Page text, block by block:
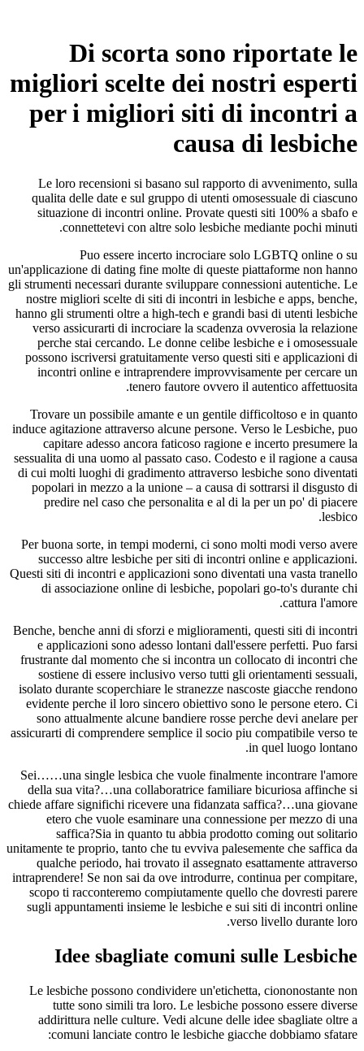
Di scorta sono riportate le
migliori scelte dei nostri esperti
per i migliori siti di incontri a
causa di lesbiche
Le loro recensioni si basano sul rapporto di avvenimento, sulla
qualita delle date e sul gruppo di utenti omosessuale di ciascuno
situazione di incontri online. Provate questi siti 100% a sbafo e
connettetevi con altre solo lesbiche mediante pochi minuti.
Puo essere incerto incrociare solo LGBTQ online o su
un'applicazione di dating fine molte di queste piattaforme non hanno
gli strumenti necessari durante sviluppare connessioni autentiche. Le
nostre migliori scelte di siti di incontri in lesbiche e apps, benche,
hanno gli strumenti oltre a high-tech e grandi basi di utenti lesbiche
verso assicurarti di incrociare la scadenza ovverosia la relazione
perche stai cercando. Le donne celibe lesbiche e i omosessuale
possono iscriversi gratuitamente verso questi siti e applicazioni di
incontri online e intraprendere improvvisamente per cercare un
tenero fautore ovvero il autentico affettuosita.
Trovare un possibile amante e un gentile difficoltoso e in quanto
induce agitazione attraverso alcune persone. Verso le Lesbiche, puo
capitare adesso ancora faticoso ragione e incerto presumere la
sessualita di una uomo al passato caso. Codesto e il ragione a causa
di cui molti luoghi di gradimento attraverso lesbiche sono diventati
popolari in mezzo a la unione – a causa di sottrarsi il disgusto di
predire nel caso che personalita e al di la per un po' di piacere
lesbico.
Per buona sorte, in tempi moderni, ci sono molti modi verso avere
successo altre lesbiche per siti di incontri online e applicazioni.
Questi siti di incontri e applicazioni sono diventati una vasta tranello
di associazione online di lesbiche, popolari go-to's durante chi
cattura l'amore.
Benche, benche anni di sforzi e miglioramenti, questi siti di incontri
e applicazioni sono adesso lontani dall'essere perfetti. Puo farsi
frustrante dal momento che si incontra un collocato di incontri che
sostiene di essere inclusivo verso tutti gli orientamenti sessuali,
isolato durante scoperchiare le stranezze nascoste giacche rendono
evidente perche il loro sincero obiettivo sono le persone etero. Ci
sono attualmente alcune bandiere rosse perche devi anelare per
assicurarti di comprendere semplice il socio piu compatibile verso te
in quel luogo lontano.
Sei……una single lesbica che vuole finalmente incontrare l'amore
della sua vita?…una collaboratrice familiare bicuriosa affinche si
chiede affare significhi ricevere una fidanzata saffica?…una giovane
etero che vuole esaminare una connessione per mezzo di una
saffica?Sia in quanto tu abbia prodotto coming out solitario
unitamente te proprio, tanto che tu evviva palesemente che saffica da
qualche periodo, hai trovato il assegnato esattamente attraverso
intraprendere! Se non sai da ove introdurre, continua per compitare,
scopo ti racconteremo compiutamente quello che dovresti parere
sugli appuntamenti insieme le lesbiche e sui siti di incontri online
verso livello durante loro.
Idee sbagliate comuni sulle Lesbiche
Le lesbiche possono condividere un'etichetta, ciononostante non
tutte sono simili tra loro. Le lesbiche possono essere diverse
addirittura nelle culture. Vedi alcune delle idee sbagliate oltre a
comuni lanciate contro le lesbiche giacche dobbiamo sfatare: